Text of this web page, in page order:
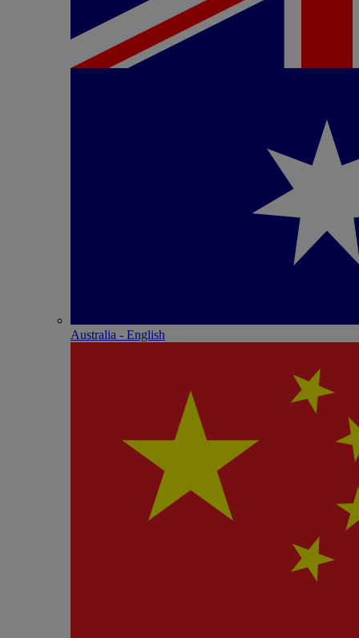
Australia - English